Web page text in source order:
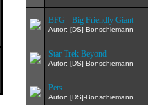
BFG - Big Friendly Giant
Autor: [DS]-Bonschiemann
Star Trek Beyond
Autor: [DS]-Bonschiemann
Pets
Autor: [DS]-Bonschiemann